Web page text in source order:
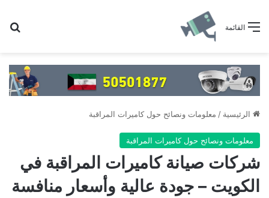
القائمة
الرئيسية / معلومات ونصائح حول كاميرات المراقبة
معلومات ونصائح حول كاميرات المراقبة
شركات صيانة كاميرات المراقبة في
الكويت – جودة عالية وأسعار منافسة